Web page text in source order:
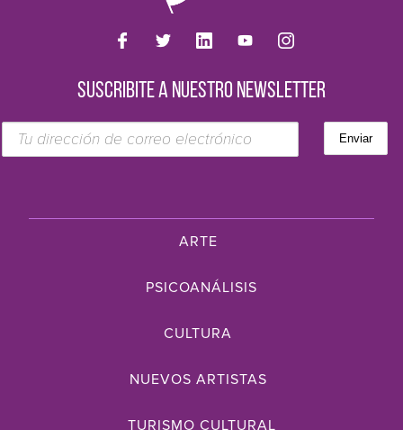
SUSCRIBITE A NUESTRO NEWSLETTER
ARTE
PSICOANÁLISIS
CULTURA
NUEVOS ARTISTAS
TURISMO CULTURAL